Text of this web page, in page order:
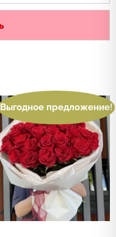
Выгодное предложение!